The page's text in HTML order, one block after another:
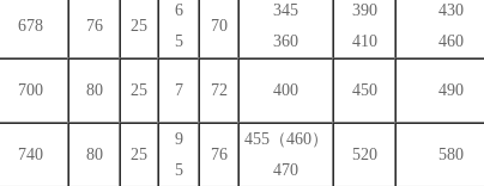
678 76 25
6
5
70
345
360
390
410
430
460
700 80 25 7 72 400 450 490
740 80 25
9
5
76
455（460）
470
520 580